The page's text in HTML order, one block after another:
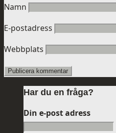
Namn
E-postadress
Webbplats
Har du en fråga?
Din e-post adress